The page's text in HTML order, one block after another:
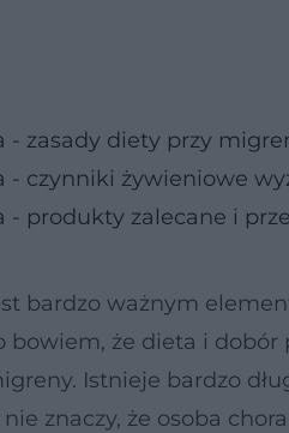
zasady diety przy
- czynniki żywieniowe
produkty zalecane i
bardzo ważnym
bowiem, że dieta i
Istnieje bardzo
znaczy, że osoba